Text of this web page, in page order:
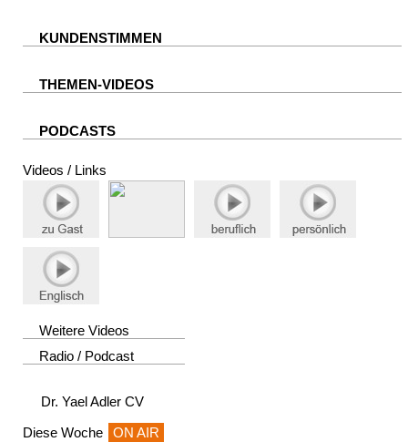
KUNDENSTIMMEN
THEMEN-VIDEOS
PODCASTS
Videos / Links
Weitere Videos
Radio / Podcast
Dr. Yael Adler CV
Diese Woche
ON AIR